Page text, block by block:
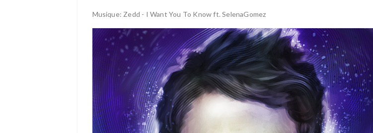
Musique: Zedd - I Want You To Know ft. SelenaGomez